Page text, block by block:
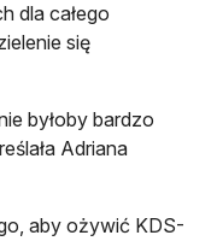
dla całego
się
byłoby bardzo
Adriana
aby ożywić KDS-